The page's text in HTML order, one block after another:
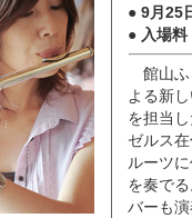
● 9月25
● 入場
館山ふ
よる新
を担当
ゼルス
ルーツ
を奏で
バーも